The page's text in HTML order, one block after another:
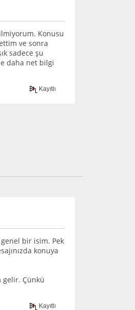
Konusu
ve sonra
sadece şu
daha net bilgi
Kayıtlı
bir isim. Pek
konuya
gelir. Çünkü
Kayıtlı